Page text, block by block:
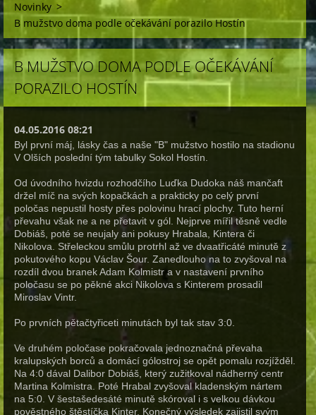
Novinky >
B mužstvo doma podle očekávání porazilo Hostín
B MUŽSTVO DOMA PODLE OČEKÁVÁNÍ
PORAZILO HOSTÍN
04.05.2016 08:21
Byl první máj, lásky čas a naše "B" mužstvo hostilo na stadionu
V Olších poslední tým tabulky Sokol Hostín.
Od úvodního hvizdu rozhodčího Luďka Dudoka náš mančaft
držel míč na svých kopačkách a prakticky po celý první
poločas nepustil hosty přes polovinu hrací plochy. Tuto herní
převahu však ne a ne přetavit v gól. Nejprve mířil těsně vedle
Dobiáš, poté se neujaly ani pokusy Hrabala, Kintera či
Nikolova. Střeleckou smůlu protrhl až ve dvaatřicáté minutě z
pokutového kopu Václav Šour. Zanedlouho na to zvyšoval na
rozdíl dvou branek Adam Kolmistr a v nastavení prvního
poločasu se po pěkné akci Nikolova s Kinterem prosadil
Miroslav Vintr.
Po prvních pětačtyřiceti minutách byl tak stav 3:0.
Ve druhém poločase pokračovala jednoznačná převaha
kralupských borců a domácí gólostroj se opět pomalu rozjížděl.
Na 4:0 dával Dalibor Dobiáš, který zužitkoval nádherný centr
Martina Kolmistra. Poté Hrabal zvyšoval kladenským nártem
na 5:0. V šestašedesáté minutě skóroval i s velkou dávkou
pověstného štěstíčka Kinter. Konečný výsledek zajistil svým